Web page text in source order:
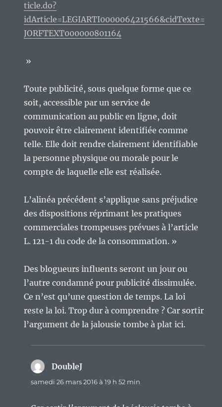
ticle.do?
idArticle=LEGIARTI000006421566&cidTexte=
JORFTEXT000000801164
»
Toute publicité, sous quelque forme que ce
soit, accessible par un service de
communication au public en ligne, doit
pouvoir être clairement identifiée comme
telle. Elle doit rendre clairement identifiable
la personne physique ou morale pour le
compte de laquelle elle est réalisée.
L’alinéa précédent s’applique sans préjudice
des dispositions réprimant les pratiques
commerciales trompeuses prévues à l’article
L. 121-1 du code de la consommation. »
Des blogueurs influents seront un jour ou
l’autre condamné pour publicité dissimulée.
Ce n’est qu’une question de temps. La loi
reste la loi. Trop dur à comprendre ? Car sortir
l’argument de la jalousie tombe à plat ici.
DoubleJ
samedi 26 mars 2016 à 19 h 52 min